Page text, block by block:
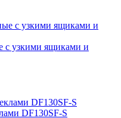
с узкими ящиками и
DF130SF-S